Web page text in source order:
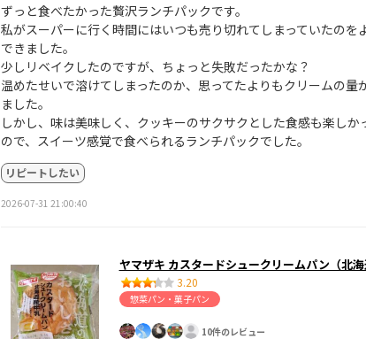
ずっと食べたかった贅沢ランチパックです。
私がスーパーに行く時間にはいつも売り切れてしまっていたのを
できました。
少しリベイクしたのですが、ちょっと失敗だったかな？
温めたせいで溶けてしまったのか、思ってたよりもクリームの量
ました。
しかし、味は美味しく、クッキーのサクサクとした食感も楽しか
ので、スイーツ感覚で食べられるランチパックでした。
リピートしたい
2026-07-31 21:00:40
ヤマザキ カスタードシュークリームパン（北海
3.20
惣菜パン・菓子パン
10件のレビュー